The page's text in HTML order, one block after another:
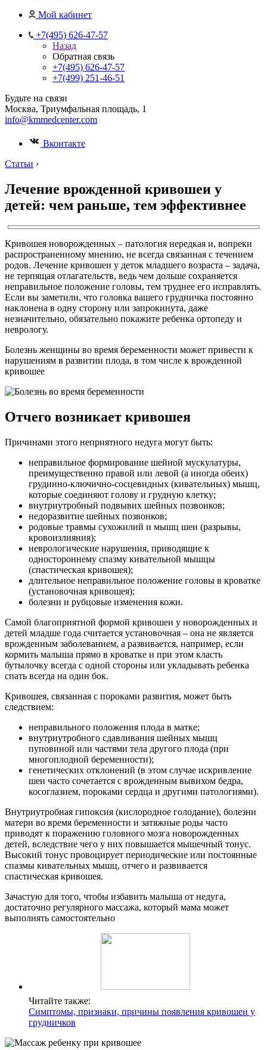
Мой кабинет
+7(495) 626-47-57
Назад
Обратная связь
+7(495) 626-47-57
+7(499) 251-46-51
Будьте на связи
Москва, Триумфальная площадь, 1
info@kmmedcenter.com
Вконтакте
Статьи ›
Лечение врожденной кривошеи у
детей: чем раньше, тем эффективнее
Кривошея новорожденных – патология нередкая и, вопреки
распространенному мнению, не всегда связанная с течением
родов. Лечение кривошеи у деток младшего возраста – задача,
не терпящая отлагательств, ведь чем дольше сохраняется
неправильное положение головы, тем труднее его исправлять.
Если вы заметили, что головка вашего грудничка постоянно
наклонена в одну сторону или запрокинута, даже
незначительно, обязательно покажите ребенка ортопеду и
неврологу.
Болезнь женщины во время беременности может привести к
нарушениям в развитии плода, в том числе к врожденной
кривошее
Отчего возникает кривошея
Причинами этого неприятного недуга могут быть:
неправильное формирование шейной мускулатуры,
преимущественно правой или левой (а иногда обеих)
грудинно-ключично-сосцевидных (кивательных) мышц,
которые соединяют голову и грудную клетку;
внутриутробный подвывих шейных позвонков;
недоразвитие шейных позвонков;
родовые травмы сухожилий и мышц шеи (разрывы,
кровоизлияния);
неврологические нарушения, приводящие к
одностороннему спазму кивательной мышцы
(спастическая кривошея);
длительное неправильное положение головы в кроватке
(установочная кривошея);
болезни и рубцовые изменения кожи.
Самой благоприятной формой кривошеи у новорожденных и
детей младше года считается установочная – она не является
врожденным заболеванием, а развивается, например, если
кормить малыша прямо в кроватке и при этом класть
бутылочку всегда с одной стороны или укладывать ребенка
спать всегда на один бок.
Кривошея, связанная с пороками развития, может быть
следствием:
неправильного положения плода в матке;
внутриутробного сдавливания шейных мышц
пуповиной или частями тела другого плода (при
многоплодной беременности);
генетических отклонений (в этом случае искривление
шеи часто сочетается с врожденным вывихом бедра,
косоглазием, пороками сердца и другими патологиями).
Внутриутробная гипоксия (кислородное голодание), болезни
матери во время беременности и затяжные роды часто
приводят к поражению головного мозга новорожденных
детей, вследствие чего у них повышается мышечный тонус.
Высокий тонус провоцирует периодические или постоянные
спазмы кивательных мышц, отчего и развивается
спастическая кривошея.
Зачастую для того, чтобы избавить малыша от недуга,
достаточно регулярного массажа, который мама может
выполнять самостоятельно
Читайте также:
Симптомы, признаки, причины появления кривошеи у
грудничков